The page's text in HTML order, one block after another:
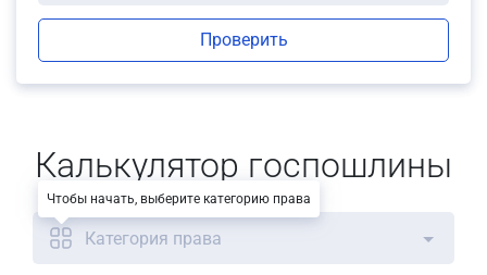
Проверить
Калькулятор госпошлины
Категория права
Чтобы начать, выберите категорию права